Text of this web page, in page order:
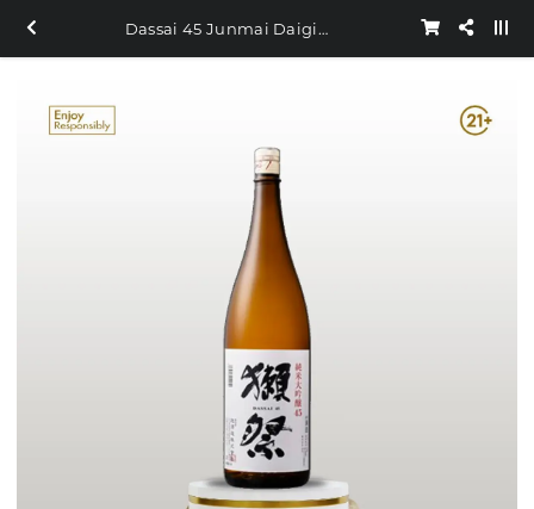
Dassai 45 Junmai Daiginjo Japanese Sake 1.8L